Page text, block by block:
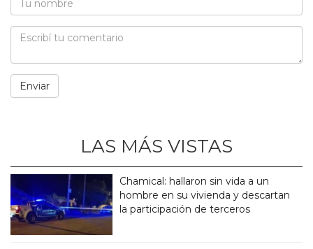
LAS MÁS VISTAS
Chamical: hallaron sin vida a un
hombre en su vivienda y descartan
la participación de terceros